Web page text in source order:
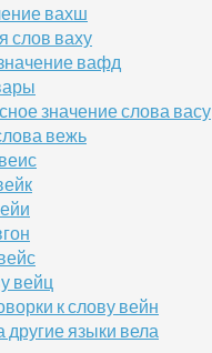
вахш
слов ваху
вафд
значение слова васу
вежь
вейц
к слову вейн
языки вела